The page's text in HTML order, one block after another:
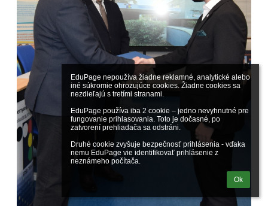
EduPage nepoužíva žiadne reklamné, analytické alebo
iné súkromie ohrozujúce cookies. Žiadne cookies sa
nezdieľajú s tretími stranami.
EduPage používa iba 2 cookie – jedno nevyhnutné pre
fungovanie prihlasovania. Toto je dočasné, po
zatvorení prehliadača sa odstráni.
Druhé cookie zvyšuje bezpečnosť prihlásenia - vďaka
nemu EduPage vie identifikovať prihlásenie z
neznámeho počítača.
Ok